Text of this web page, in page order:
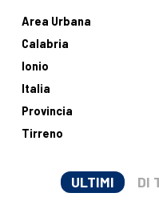
Area Urbana
Calabria
Ionio
Italia
Provincia
Tirreno
ULTIMI DI